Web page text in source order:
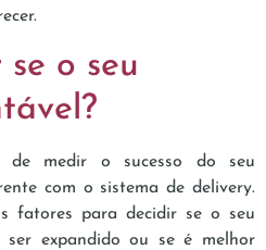
o seu
de medir o sucesso do seu
com o sistema de delivery.
fatores para decidir se o seu
expandido ou se é melhor